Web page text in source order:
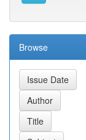
Browse